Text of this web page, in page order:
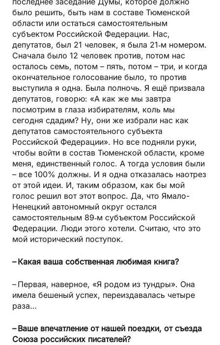
было решить, быть нам в составе Тюменской
области или остаться самостоятельным
субъектом Российской Федерации. Нас,
депутатов, был 21 человек, я была 21‑м номером.
Сначала было 12 человек против, потом нас
осталось семь, потом – пять, потом – три, и когда
окончательное голосование было, то против
выступила я одна. Была полночь. Я ещё призвала
депутатов, говорю: «А как же мы завтра
посмотрим в глаза избирателям, коль мы
сегодня сдадим? Ну, они же избрали нас как
депутатов самостоятельного субъекта
Российской Федерации». Но все подняли руки,
чтобы войти в состав Тюменской области, кроме
меня, единственный голос. А тогда условия были
– все 100% должны. И я одна отказалась наотрез
от этой идеи. И, таким образом, как бы мой
голос решил вот этот вопрос. Да, что Ямало-
Ненецкий автономный округ остался
самостоятельным 89‑м субъектом Российской
Федерации. Люди этого хотели. Считаю, что это
мой исторический поступок.
– Какая ваша собственная любимая книга?
– Первая, наверное, «Я родом из тундры». Она
имела бешеный успех, переиздавалась четыре
раза…
– Ваше впечатление от нашей поездки, от съезда
Союза российских писателей?